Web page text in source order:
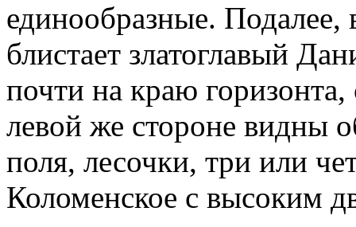
единообразные. Подалее,
блистает златоглавый
почти на краю
левой же стороне видны
поля, лесочки, три или
Коломенское с высоким